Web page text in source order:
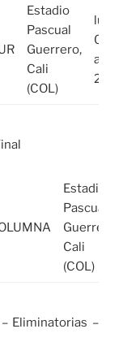
Estadio
Pascual
Guerrero,
Cali
(COL)
lun,
01
ago
2022
Estadio
Pascual
Guerrero,
Cali
(COL)
Eliminatorias –